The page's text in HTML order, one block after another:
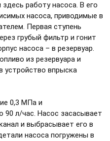
работу насоса. В его
насоса, приводимые в
Первая ступень
грубый фильтр и гонит
насоса – в резервуар.
из резервуара и
устройство впрыска
0,3 МПа и
90 л/час. Насос засасывает
и выбрасывает его в
насоса погружены в